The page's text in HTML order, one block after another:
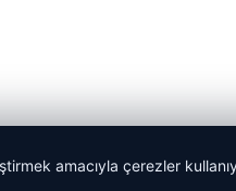
amacıyla çerezler